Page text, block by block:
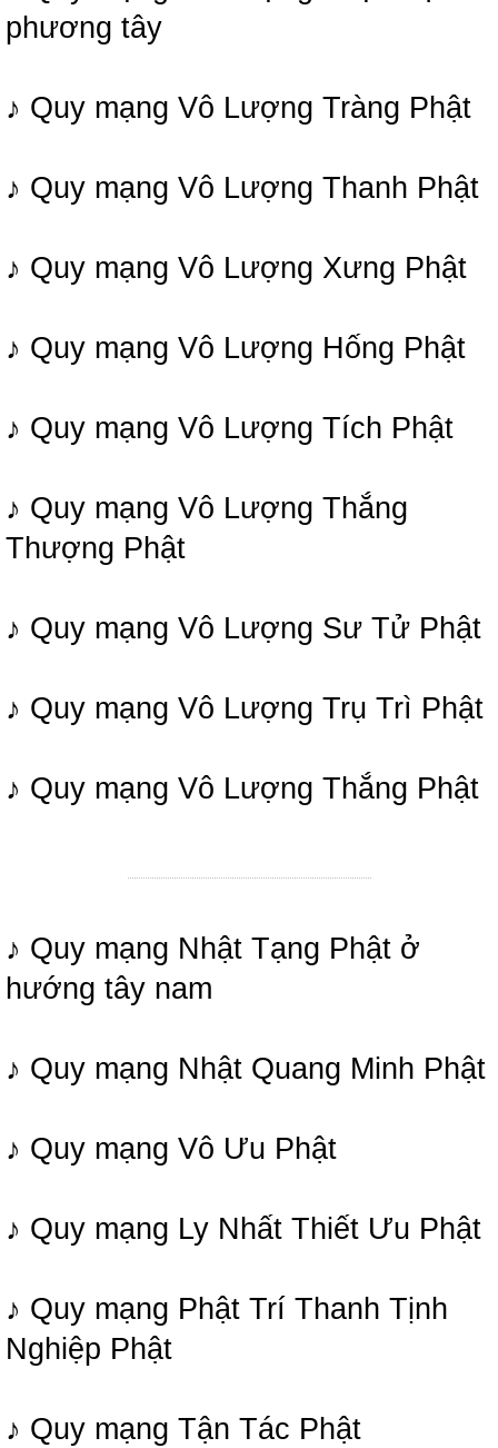
phương tây
♪ Quy mạng Vô Lượng Tràng Phật
♪ Quy mạng Vô Lượng Thanh Phật
♪ Quy mạng Vô Lượng Xưng Phật
♪ Quy mạng Vô Lượng Hống Phật
♪ Quy mạng Vô Lượng Tích Phật
♪ Quy mạng Vô Lượng Thắng
Thượng Phật
♪ Quy mạng Vô Lượng Sư Tử Phật
♪ Quy mạng Vô Lượng Trụ Trì Phật
♪ Quy mạng Vô Lượng Thắng Phật
♪ Quy mạng Nhật Tạng Phật ở
hướng tây nam
♪ Quy mạng Nhật Quang Minh Phật
♪ Quy mạng Vô Ưu Phật
♪ Quy mạng Ly Nhất Thiết Ưu Phật
♪ Quy mạng Phật Trí Thanh Tịnh
Nghiệp Phật
♪ Quy mạng Tận Tác Phật